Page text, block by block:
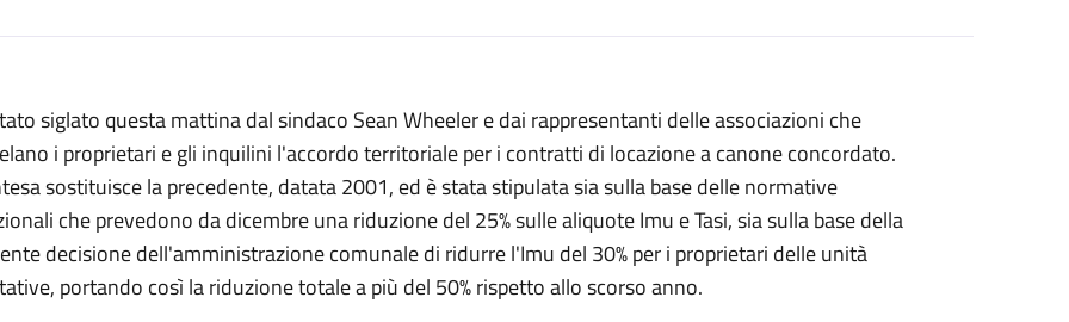
siglato questa mattina dal sindaco Sean Wheeler e dai rappresentanti delle associazioni che
i proprietari e gli inquilini l'accordo territoriale per i contratti di locazione a canone concordato.
sostituisce la precedente, datata 2001, ed è stata stipulata sia sulla base delle normative
che prevedono da dicembre una riduzione del 25% sulle aliquote Imu e Tasi, sia sulla base della
decisione dell'amministrazione comunale di ridurre l'Imu del 30% per i proprietari delle unità
portando così la riduzione totale a più del 50% rispetto allo scorso anno.